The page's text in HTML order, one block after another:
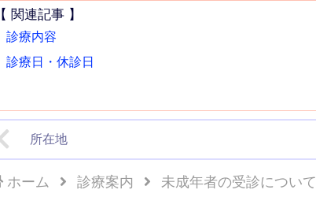
【 関連記事 】
診療内容
診療日・休診日
所在地
ホーム 診療案内 未成年者の受診について